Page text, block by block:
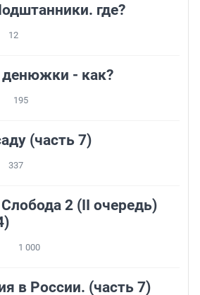
где?
12
денюжки - как?
195
(часть 7)
337
2 (II очередь)
1 000
в России. (часть 7)